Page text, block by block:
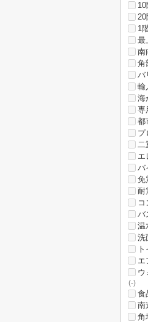
20
1
最
南
角
バ
輸
海
専
都
プ
二
エ
バ
免
耐
コ
バ
温
洗
エ
ウ
(-)
食
南
角